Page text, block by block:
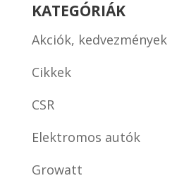
KATEGÓRIÁK
Akciók, kedvezmények
Cikkek
CSR
Elektromos autók
Growatt